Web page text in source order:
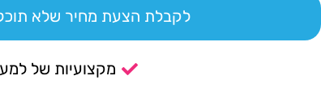
לקבלת הצעת מחיר שלא
מקצועיות של למעלה